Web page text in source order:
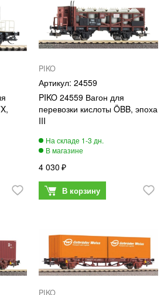
PIKO
24559
PIKO 24559 Вагон для
перевозки кислоты ÖBB, эпоха
III
4 030
PIKO